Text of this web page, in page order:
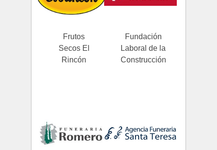
Frutos
Secos El
Rincón
Fundación
Laboral de la
Construcción